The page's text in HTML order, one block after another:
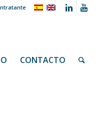
CONTACTO